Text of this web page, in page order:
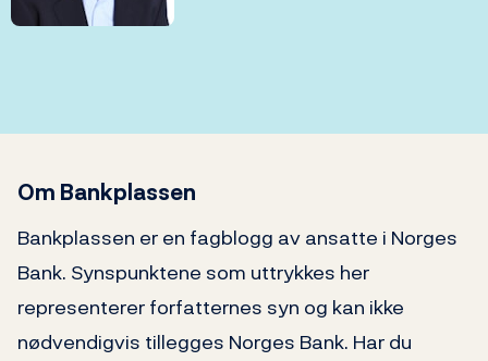
Om Bankplassen
Bankplassen er en fagblogg av ansatte i Norges
Bank. Synspunktene som uttrykkes her
representerer forfatternes syn og kan ikke
nødvendigvis tillegges Norges Bank. Har du